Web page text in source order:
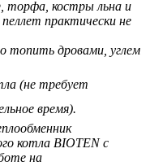
торфа, костры льна и
практически не
топить дровами, углем
(не требует
время).
котла BIOTEN с
на